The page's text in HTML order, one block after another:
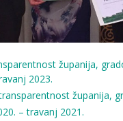
županija,
2023.
županija,
– travanj 2021.